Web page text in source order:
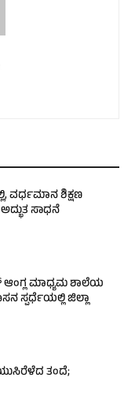
ವರ್ಧಮಾನ ಶಿಕ್ಷಣ
ಸಾಧನೆ
ಮಾಧ್ಯಮ ಶಾಲೆಯ
ಸ್ಪರ್ಧೆಯಲ್ಲಿ ಜಿಲ್ಲಾ
ತಂದೆ;